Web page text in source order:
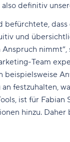
definitiv
und
Team
festzuhalten,
ist für
hinzu.